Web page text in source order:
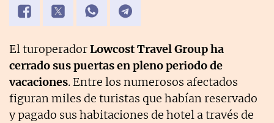
El turoperadorLowcost Travel Group ha
cerrado sus puertas en pleno periodo de
vacaciones. Entre los numerosos afectados
figuran miles de turistas que habían reservado
y pagado sus habitaciones de hotel a través de